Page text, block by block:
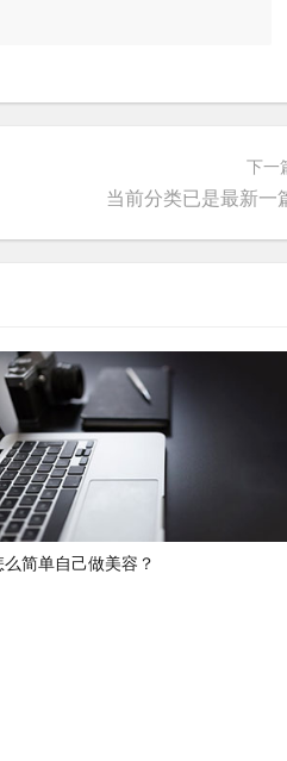
下一
当前分类已是最新一
么简单自己做美容？